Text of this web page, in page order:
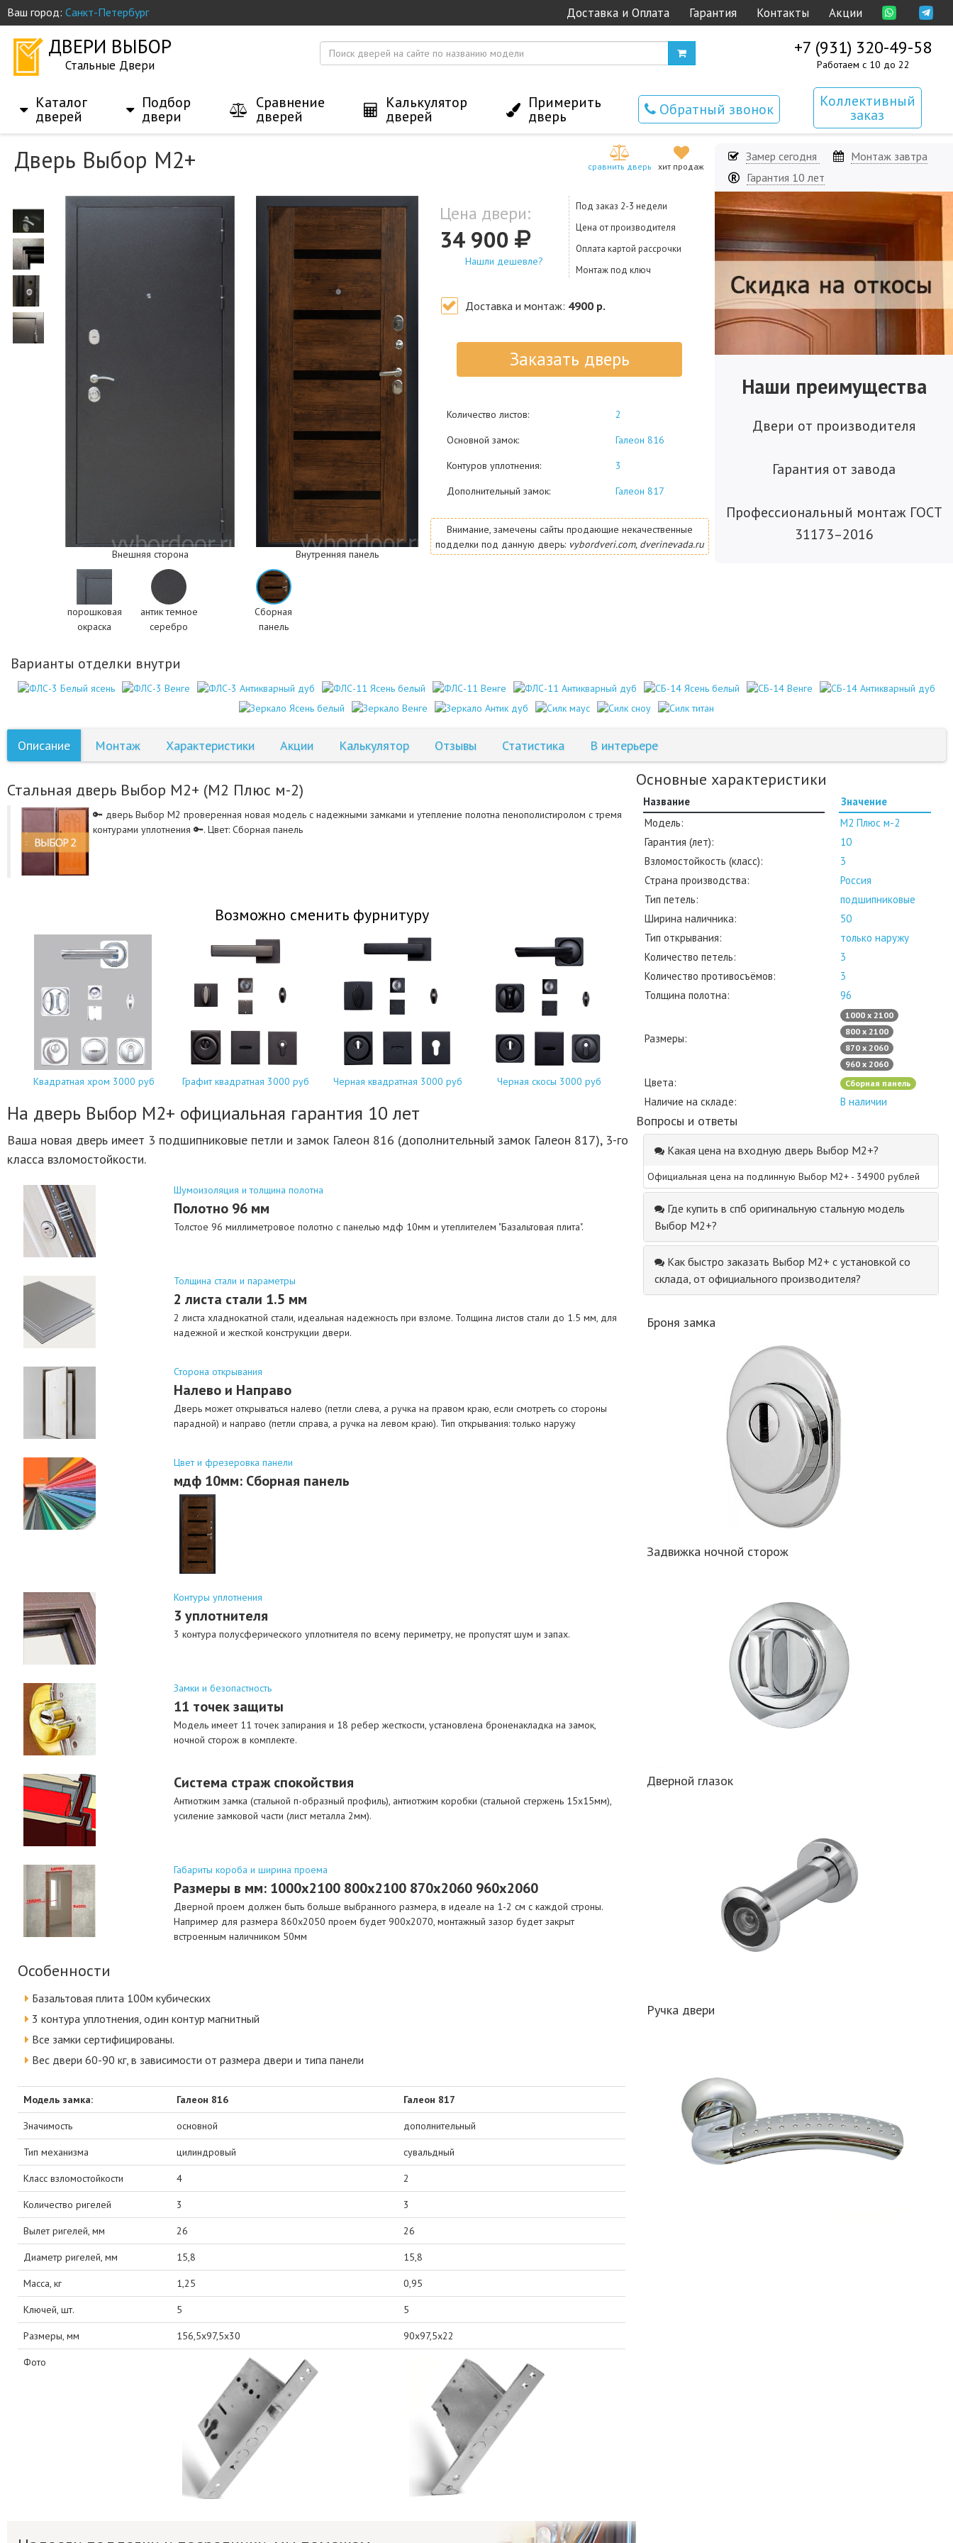
Ваш город: Санкт-Петербург Доставка и Оплата Гарантия Контакты Акции
ДВЕРИ ВЫБОР
Стальные Двери
+7 (931) 320-49-58
Работаем с 10 до 22
Каталог
дверей
Подбор
двери
Сравнение
дверей
Калькулятор
дверей
Примерить
дверь Обратный звонок Коллективный
заказ
Дверь Выбор М2+ сравнить дверь хит продаж
Внешняя сторона Внутренняя панель
Цена двери:
34 900
Нашли дешевле?
Под заказ 2-3 недели
Цена от производителя
Оплата картой рассрочки
Монтаж под ключ
Доставка и монтаж: 4900 р.
Заказать дверь
Количество листов:
2
Основной замок:
Галеон 816
Контуров уплотнения:
3
Дополнительный замок:
Галеон 817
Внимание, замечены сайты продающие некачественные
подделки под данную дверь: vybordveri.com, dverinevada.ru
порошковая
окраска
антик темное
серебро
Сборная
панель
Замер сегодня
Монтаж завтра
Гарантия 10 лет
Наши преимущества
Двери от производителя
Гарантия от завода
Профессиональный монтаж ГОСТ
31173–2016
Варианты отделки внутри
Описание Монтаж Характеристики Акции Калькулятор Отзывы Статистика В интерьере
Стальная дверь Выбор М2+ (M2 Плюс м-2)
🔑 дверь Выбор М2 проверенная новая модель с надежными замками и утепление полотна пенополистиролом с тремя
контурами уплотнения 🔑. Цвет: Сборная панель
Возможно сменить фурнитуру
Квадратная хром 3000 руб Графит квадратная 3000 руб Черная квадратная 3000 руб Черная скосы 3000 руб
На дверь Выбор М2+ официальная гарантия 10 лет
Ваша новая дверь имеет 3 подшипниковые петли и замок Галеон 816 (дополнительный замок Галеон 817), 3-го
класса взломостойкости.
Шумоизоляция и толщина полотна
Полотно 96 мм
Толстое 96 миллиметровое полотно с панелью мдф 10мм и утеплителем "Базальтовая плита".
Толщина стали и параметры
2 листа стали 1.5 мм
2 листа хладнокатной стали, идеальная надежность при взломе. Толщина листов стали до 1.5 мм, для
надежной и жесткой конструкции двери.
Сторона открывания
Налево и Направо
Дверь может открываться налево (петли слева, а ручка на правом краю, если смотреть со стороны
парадной) и направо (петли справа, а ручка на левом краю). Тип открывания: только наружу
Цвет и фрезеровка панели
мдф 10мм: Сборная панель
Контуры уплотнения
3 уплотнителя
3 контура полусферического уплотнителя по всему периметру, не пропустят шум и запах.
Замки и безопастность
11 точек защиты
Модель имеет 11 точек запирания и 18 ребер жесткости, установлена броненакладка на замок,
ночной сторож в комплекте.
Система страж спокойствия
Антиотжим замка (стальной п-образный профиль), антиотжим коробки (стальной стержень 15х15мм),
усиление замковой части (лист металла 2мм).
Габариты короба и ширина проема
Размеры в мм: 1000х2100 800х2100 870х2060 960х2060
Дверной проем должен быть больше выбранного размера, в идеале на 1-2 см с каждой строны.
Например для размера 860х2050 проем будет 900х2070, монтажный зазор будет закрыт
встроенным наличником 50мм
Особенности
Базальтовая плита 100м кубических
3 контура уплотнения, один контур магнитный
Все замки сертифицированы.
Вес двери 60-90 кг, в зависимости от размера двери и типа панели
Модель замка: Галеон 816 Галеон 817
Значимость основной дополнительный
Тип механизма цилиндровый сувальдный
Класс взломостойкости 4 2
Количество ригелей 3 3
Вылет ригелей, мм 26 26
Диаметр ригелей, мм 15,8 15,8
Масса, кг 1,25 0,95
Ключей, шт. 5 5
Размеры, мм 156,5x97,5x30 90х97,5х22
Фото
Основные характеристики
Название
Значение
Модель:
M2 Плюс м-2
Гарантия (лет):
10
Взломостойкость (класс):
3
Страна производства:
Россия
Тип петель:
подшипниковые
Ширина наличника:
50
Тип открывания:
только наружу
Количество петель:
3
Количество противосъёмов:
3
Толщина полотна:
96
Размеры:
1000 х 2100
800 х 2100
870 х 2060
960 х 2060
Цвета: Сборная панель
Наличие на складе: В наличии
Вопросы и ответы
Какая цена на входную дверь Выбор М2+?
Официальная цена на подлинную Выбор М2+ - 34900 рублей
Где купить в спб оригинальную стальную модель
Выбор М2+?
Как быстро заказать Выбор М2+ с установкой со
склада, от официального производителя?
Броня замка
Задвижка ночной сторож
Дверной глазок
Ручка двери